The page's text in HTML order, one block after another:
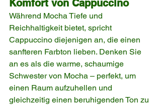
Komfort von Cappuccino
Während Mocha Tiefe und
Reichhaltigkeit bietet, spricht
Cappuccino diejenigen an, die einen
sanfteren Farbton lieben. Denken Sie
an es als die warme, schaumige
Schwester von Mocha – perfekt, um
einen Raum aufzuhellen und
gleichzeitig einen beruhigenden Ton zu